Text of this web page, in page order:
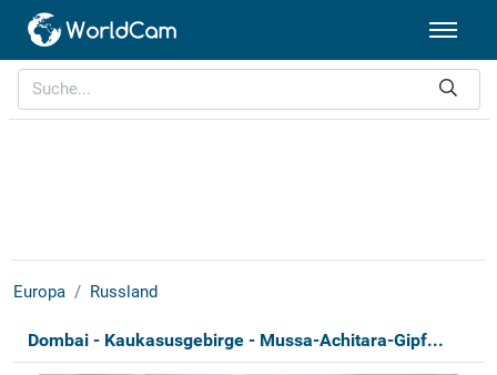
Europa Russland
Dombai - Kaukasusgebirge - Mussa-Achitara-Gipf...